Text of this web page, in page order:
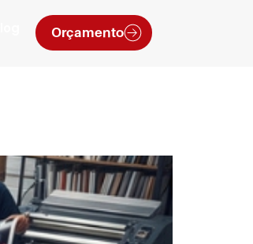
Orçamento